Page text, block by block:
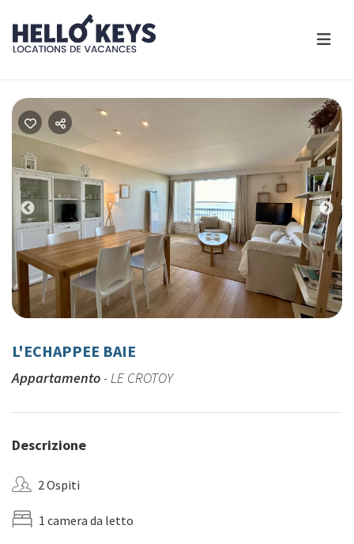
Previous
L'ECHAPPEE BAIE
Appartamento- LE CROTOY
Descrizione
2 Ospiti
1 camera da letto